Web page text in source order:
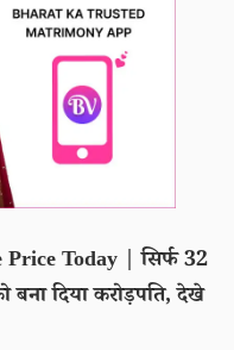
Today | सिर्फ 32
दिया करोड़पति, देखे